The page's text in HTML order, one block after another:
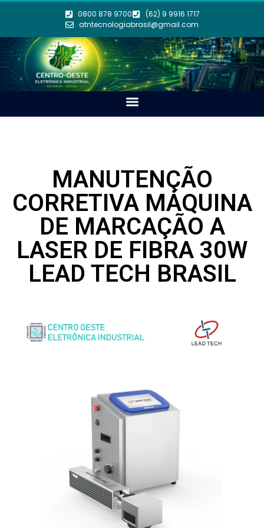
0800 878 9700
(62) 9 9916 1717
atntecnologiabrasil@gmail.com
MANUTENÇÃO
CORRETIVA MÁQUINA
DE MARCAÇÃO A
LASER DE FIBRA 30W
LEAD TECH BRASIL